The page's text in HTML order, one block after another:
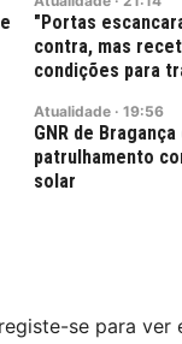
"Portas
contra, mas
condições para
Atualidade · 19:56
GNR de
patrulhamento
solar
se para ver